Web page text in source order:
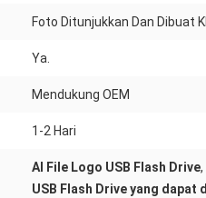
Foto Ditunjukkan Dan Dibuat
Ya.
Mendukung OEM
1-2 Hari
AI File Logo USB Flash Drive,
USB Flash Drive yang dapat